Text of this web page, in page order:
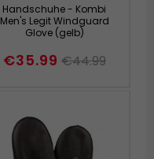
Handschuhe - Kombi
Men's Legit Windguard
Glove (gelb)
€35.99 €44.99